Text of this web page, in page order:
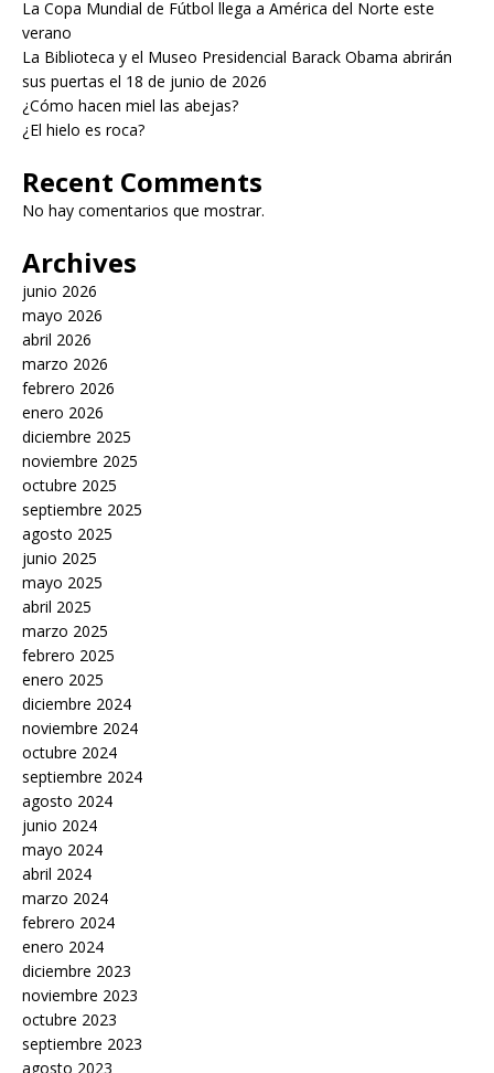
La Copa Mundial de Fútbol llega a América del Norte este
verano
La Biblioteca y el Museo Presidencial Barack Obama abrirán
sus puertas el 18 de junio de 2026
¿Cómo hacen miel las abejas?
¿El hielo es roca?
Recent Comments
No hay comentarios que mostrar.
Archives
junio 2026
mayo 2026
abril 2026
marzo 2026
febrero 2026
enero 2026
diciembre 2025
noviembre 2025
octubre 2025
septiembre 2025
agosto 2025
junio 2025
mayo 2025
abril 2025
marzo 2025
febrero 2025
enero 2025
diciembre 2024
noviembre 2024
octubre 2024
septiembre 2024
agosto 2024
junio 2024
mayo 2024
abril 2024
marzo 2024
febrero 2024
enero 2024
diciembre 2023
noviembre 2023
octubre 2023
septiembre 2023
agosto 2023